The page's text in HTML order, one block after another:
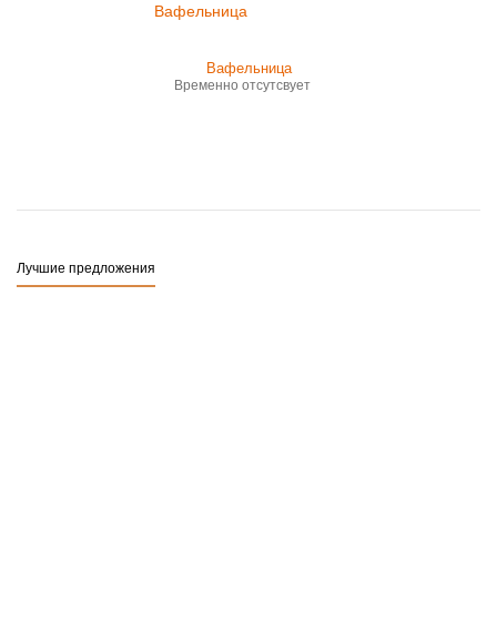
Вафельница
Временно отсутсвует
Лучшие предложения